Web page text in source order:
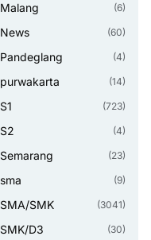
Malang (6)
News (60)
Pandeglang (4)
purwakarta (14)
S1 (723)
S2 (4)
Semarang (23)
sma (9)
SMA/SMK (3041)
SMK/D3 (30)